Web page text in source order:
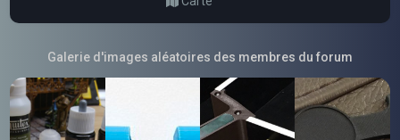
Galerie d'images aléatoires des membres du forum